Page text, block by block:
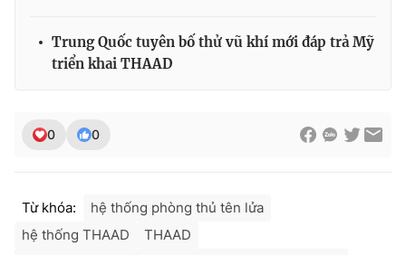
Giấy phép hoạt động báo in và báo điện tử số 483/GP-BTTTT
cấp ngày 29/12/2023
Nguyễn Trọng Ninh
Tổng đài VTV:024.38 355 931 - 024.38 355 932
Trung Quốc tuyên bố thử vũ khí mới đáp trả Mỹ
triển khai THAAD
0 0
Từ khóa:
hệ thống phòng thủ tên lửa
hệ thống THAAD
THAAD